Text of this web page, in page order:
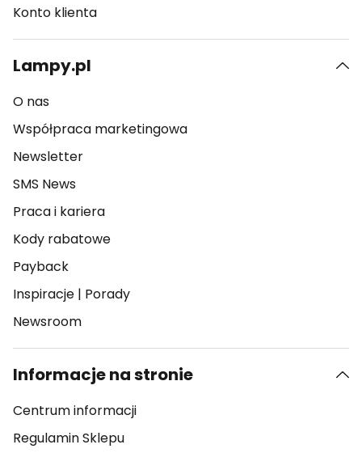
Konto klienta
Lampy.pl
O nas
Współpraca marketingowa
Newsletter
SMS News
Praca i kariera
Kody rabatowe
Payback
Inspiracje | Porady
Newsroom
Informacje na stronie
Centrum informacji
Regulamin Sklepu